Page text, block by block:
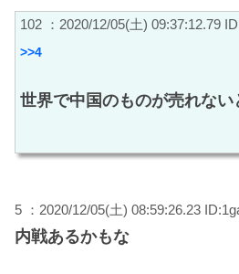
102 ：2020/12/05(土) 09:37:12.79
>>4
世界で中国のものが売れない
5 ：2020/12/05(土) 08:59:26.23
内戦あるかもな